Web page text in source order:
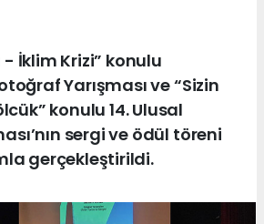
- İklim Krizi” konulu
Yarışması ve “Sizin
konulu 14. Ulusal
sergi ve ödül töreni
gerçekleştirildi.